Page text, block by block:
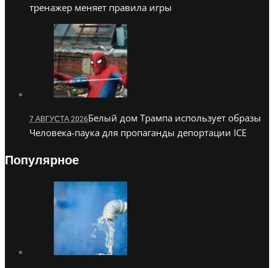
тренажер меняет правила игры
7 АВГУСТА 2026Белый дом Трампа использует образы
Человека-паука для пропаганды депортации ICE
Популярное